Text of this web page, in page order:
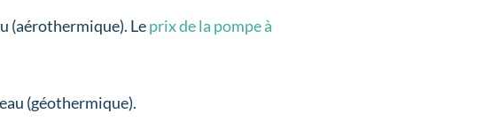
(aérothermique). Leprix de la pompe à
(géothermique).